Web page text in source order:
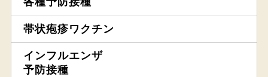
帯状疱疹ワクチン
インフルエンザ
予防接種